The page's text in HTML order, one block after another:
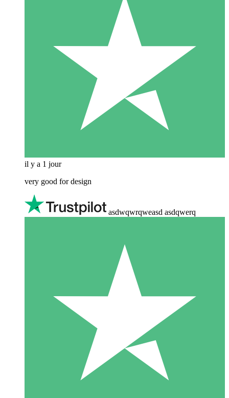
il y a 1 jour
very good for design
asdwqwrqweasd asdqwerq